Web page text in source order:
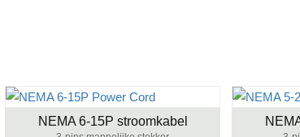
NEMA 6-15P stroomkabel